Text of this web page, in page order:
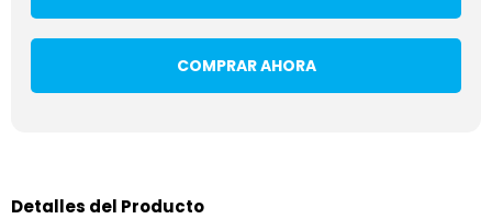
COMPRAR AHORA
Detalles del Producto